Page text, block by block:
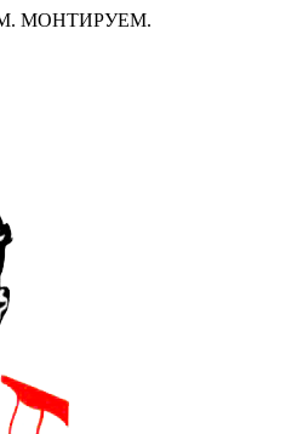
МОНТИРУЕМ.